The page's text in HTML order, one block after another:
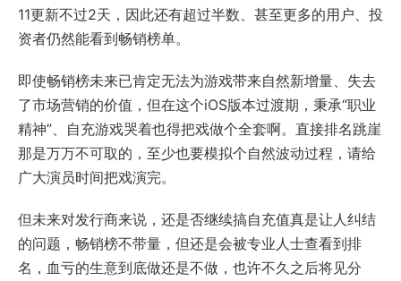
11更新不过2天，因此还有超过半数、甚至更多的用户、投
资者仍然能看到畅销榜单。
即使畅销榜未来已肯定无法为游戏带来自然新增量、失去
了市场营销的价值，但在这个iOS版本过渡期，秉承“职业
精神”、自充游戏哭着也得把戏做个全套啊。直接排名跳崖
那是万万不可取的，至少也要模拟个自然波动过程，请给
广大演员时间把戏演完。
但未来对发行商来说，还是否继续搞自充值真是让人纠结
的问题，畅销榜不带量，但还是会被专业人士查看到排
名，血亏的生意到底做还是不做，也许不久之后将见分